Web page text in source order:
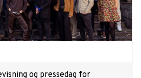
og pressedag for